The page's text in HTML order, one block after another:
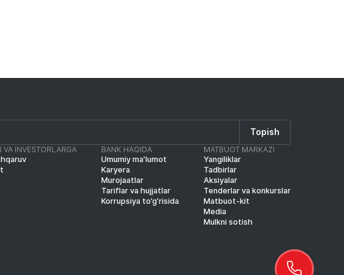
Topish
VA INVESTORLARGA
BANK HAQIDA
Umumiy ma’lumot
Karyera
Murojaatlar
Tariflar va hujjatlar
Korrupsiya to’g’risida
MATBUOT MARKAZI
Yangiliklar
Tadbirlar
Aksiyalar
Tenderlar va konkurslar
Matbuot-kit
Media
Mulkni sotish